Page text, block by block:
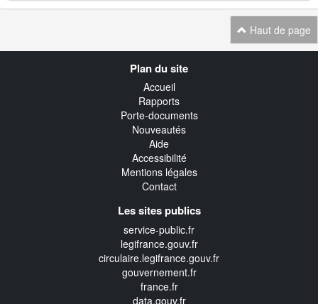
Haut de page
Plan du site
Accueil
Rapports
Porte-documents
Nouveautés
Aide
Accessibilité
Mentions légales
Contact
Les sites publics
service-public.fr
legifrance.gouv.fr
circulaire.legifrance.gouv.fr
gouvernement.fr
france.fr
data.gouv.fr